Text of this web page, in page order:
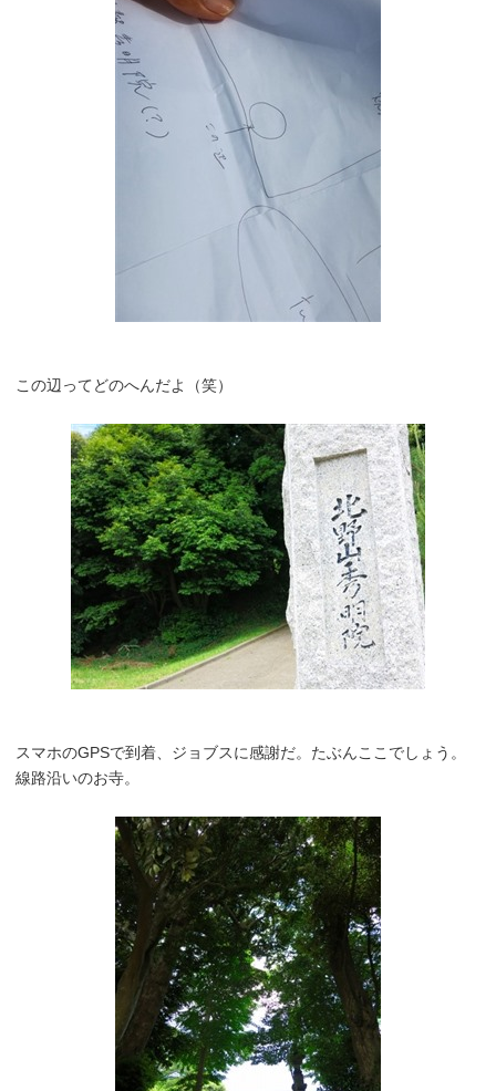
この辺ってどのへんだよ（笑）
スマホのGPSで到着、ジョブスに感謝だ。たぶんここでしょう。
線路沿いのお寺。